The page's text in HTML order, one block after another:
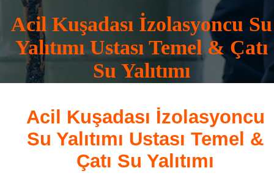
Acil Kuşadası İzolasyoncu Su
Yalıtımı Ustası Temel & Çatı
Su Yalıtımı
0532 165 16 83
Acil Kuşadası İzolasyoncu
Su Yalıtımı Ustası Temel &
Çatı Su Yalıtımı